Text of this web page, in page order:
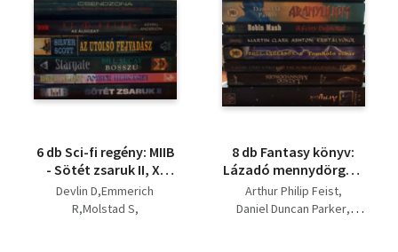
6 db Sci-fi regény: MIIB
- Sötét zsaruk II, X-
Akták: Az áldozat,
Csendzóna, Az utolsó
Devlin D,Emmerich
R,Molstad S
8 db Fantasy könyv:
Lázadó mennydörgés,
A kőbe zárt kard,
Tomboló vihar,
Arthur Philip Feist
Daniel Duncan Parker